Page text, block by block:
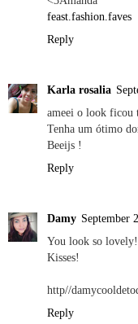
feast.fashion.faves
Reply
Karla rosalia
ameei o look ficou
Tenha um ótimo
Beeijs !
Reply
Damy September
You look so
Kisses!
http//
Reply